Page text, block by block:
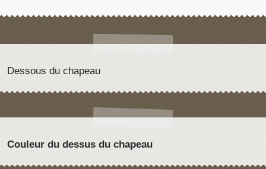
Dessous du chapeau
Couleur du dessus du chapeau